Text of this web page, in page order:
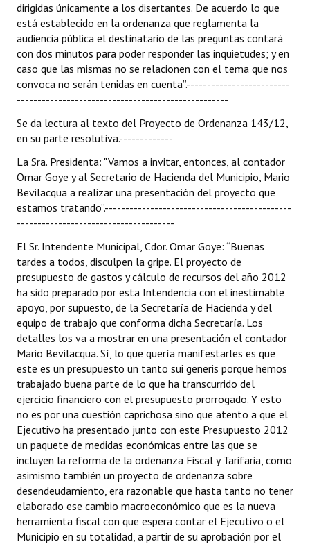
Registros y Distinciones
Datos Históricos
Premio al Mérito - Registro
Mujeres que Dejaron Huellas - Registro
Ciudadano Ilustre - Registro
Banca del Vecino - Registro
Antiguos Pobladores - Registro
Reconocimientos - Registro
Bariloche, Municipio intercultural
Entrega de distinciones
REFORMA DE LA CARTA ORGÁNICA
dirigidas únicamente a los disertantes. De acuerdo lo que
está establecido en la ordenanza que reglamenta la
audiencia pública el destinatario de las preguntas contará
con dos minutos para poder responder las inquietudes; y en
caso que las mismas no se relacionen con el tema que nos
convoca no serán tenidas en cuenta”.-------------------------
---------------------------------------------------
Se da lectura al texto del Proyecto de Ordenanza 143/12,
en su parte resolutiva.-------------
La Sra. Presidenta: "Vamos a invitar, entonces, al contador
Omar Goye y al Secretario de Hacienda del Municipio, Mario
Bevilacqua a realizar una presentación del proyecto que
estamos tratando”.---------------------------------------------
--------------------------------------
El Sr. Intendente Municipal, Cdor. Omar Goye: “Buenas
tardes a todos, disculpen la gripe. El proyecto de
presupuesto de gastos y cálculo de recursos del año 2012
ha sido preparado por esta Intendencia con el inestimable
apoyo, por supuesto, de la Secretaría de Hacienda y del
equipo de trabajo que conforma dicha Secretaría. Los
detalles los va a mostrar en una presentación el contador
Mario Bevilacqua. Sí, lo que quería manifestarles es que
este es un presupuesto un tanto sui generis porque hemos
trabajado buena parte de lo que ha transcurrido del
ejercicio financiero con el presupuesto prorrogado. Y esto
no es por una cuestión caprichosa sino que atento a que el
Ejecutivo ha presentado junto con este Presupuesto 2012
un paquete de medidas económicas entre las que se
incluyen la reforma de la ordenanza Fiscal y Tarifaria, como
asimismo también un proyecto de ordenanza sobre
desendeudamiento, era razonable que hasta tanto no tener
elaborado ese cambio macroeconómico que es la nueva
herramienta fiscal con que espera contar el Ejecutivo o el
Municipio en su totalidad, a partir de su aprobación por el